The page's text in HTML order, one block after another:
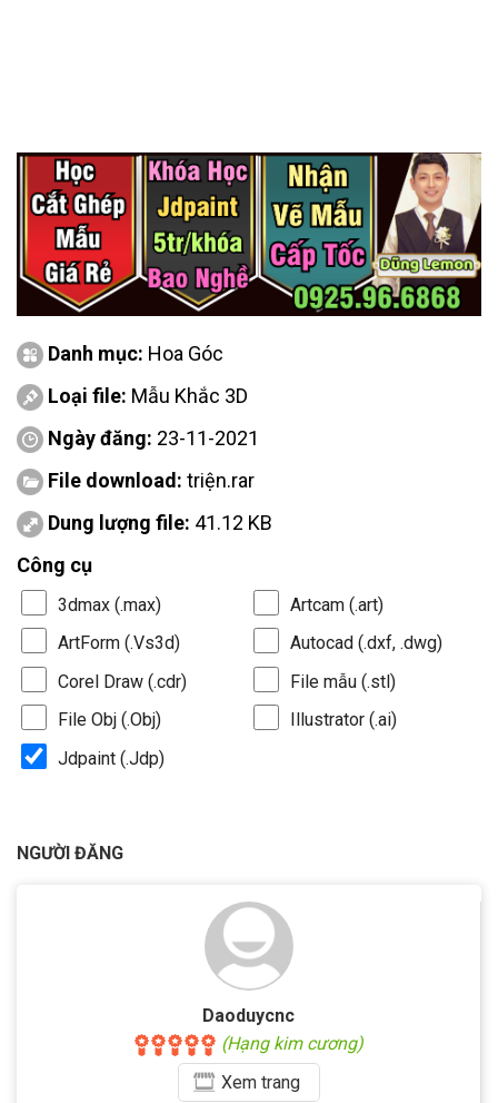
Danh mục: Hoa Góc
Loại file: Mẫu Khắc 3D
Ngày đăng: 23-11-2021
File download: triện.rar
Dung lượng file: 41.12 KB
Công cụ
3dmax (.max)
Artcam (.art)
ArtForm (.Vs3d)
Autocad (.dxf, .dwg)
Corel Draw (.cdr)
File mẫu (.stl)
File Obj (.Obj)
Illustrator (.ai)
Jdpaint (.Jdp)
NGƯỜI ĐĂNG
Daoduycnc
(Hạng kim cương)
Xemtrang